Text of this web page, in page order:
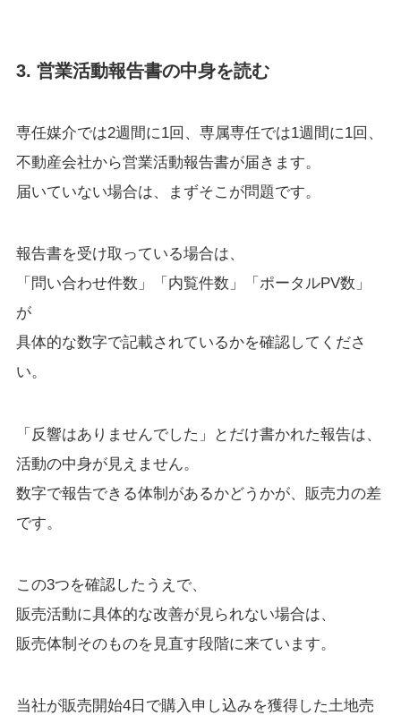
3. 営業活動報告書の中身を読む
専任媒介では2週間に1回、専属専任では1週間に1回、
不動産会社から営業活動報告書が届きます。
届いていない場合は、まずそこが問題です。
報告書を受け取っている場合は、
「問い合わせ件数」「内覧件数」「ポータルPV数」
が
具体的な数字で記載されているかを確認してくださ
い。
「反響はありませんでした」とだけ書かれた報告は、
活動の中身が見えません。
数字で報告できる体制があるかどうかが、販売力の差
です。
この3つを確認したうえで、
販売活動に具体的な改善が見られない場合は、
販売体制そのものを見直す段階に来ています。
当社が販売開始4日で購入申し込みを獲得した土地売